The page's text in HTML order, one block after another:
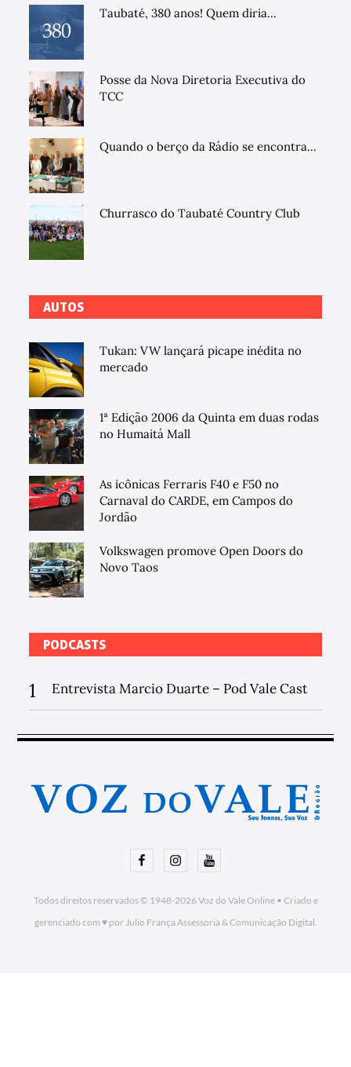
Taubaté, 380 anos! Quem diria...
Posse da Nova Diretoria Executiva do
TCC
Quando o berço da Rádio se encontra...
Churrasco do Taubaté Country Club
AUTOS
Tukan: VW lançará picape inédita no
mercado
1ª Edição 2006 da Quinta em duas rodas
no Humaitá Mall
As icônicas Ferraris F40 e F50 no
Carnaval do CARDE, em Campos do
Jordão
Volkswagen promove Open Doors do
Novo Taos
PODCASTS
1 Entrevista Marcio Duarte – Pod Vale Cast
FacebookInstagramYoutube
Todos direitos reservados © 1948-2026Voz do Vale Online• Criado e
gerenciado com ♥ por Julio França Assessoria& Comunicação Digital.